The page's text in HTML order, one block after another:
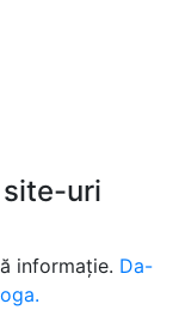
site-uri
informație. Da-